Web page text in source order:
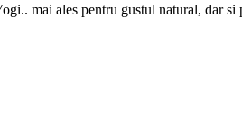
mai ales pentru gustul natural, dar